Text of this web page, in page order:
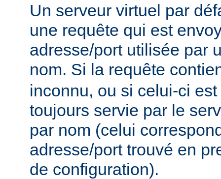
Un serveur virtuel par
une requête qui est
adresse/port utilisée par
nom. Si la requête
inconnu, ou si celui-ci
toujours servie par le
par nom (celui
adresse/port trouvé en
de configuration).